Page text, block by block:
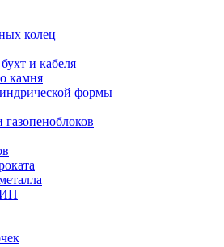
колец
и кабеля
камня
формы